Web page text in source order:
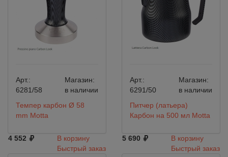
Арт.:
6281/58
Магазин:
в наличии
Темпер карбон Ø 58
mm Motta
4 552
В корзину
Быстрый заказ
Арт.:
6291/50
Магазин:
в наличии
Питчер (латьера)
Карбон на 500 мл Motta
5 690
В корзину
Быстрый заказ